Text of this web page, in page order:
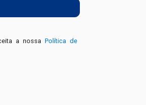
a nossaPolítica de